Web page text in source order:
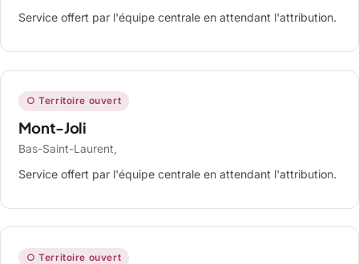
Service offert par l'équipe centrale en attendant l'attribution.
○ Territoire ouvert
Mont-Joli
Bas-Saint-Laurent,
Service offert par l'équipe centrale en attendant l'attribution.
○ Territoire ouvert